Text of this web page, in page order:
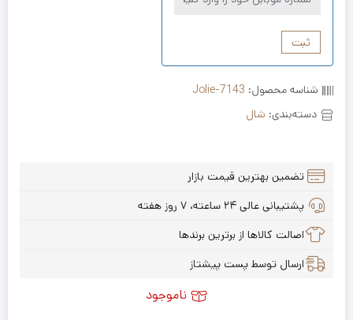
ثبت
شناسه محصول: Jolie-7143
دسته‌بندی: شال
تضمین بهترین قیمت بازار
پشتیبانی عالی ۲۴ ساعته، ۷ روز هفته
اصالت کالاها از برترین برندها
ارسال توسط پست پیشتاز
ناموجود